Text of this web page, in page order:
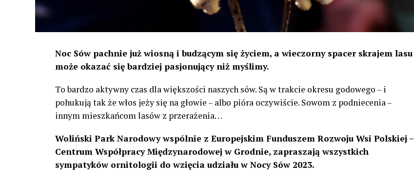
Noc Sów pachnie już wiosną i budzącym się życiem, a wieczorny spacer skrajem lasu
może okazać się bardziej pasjonujący niż myślimy.
To bardzo aktywny czas dla większości naszych sów. Są w trakcie okresu godowego – i
pohukują tak że włos jeży się na głowie – albo pióra oczywiście. Sowom z podniecenia –
innym mieszkańcom lasów z przerażenia…
Woliński Park Narodowy wspólnie z Europejskim Funduszem Rozwoju Wsi Polskiej –
Centrum Współpracy Międzynarodowej w Grodnie, zapraszają wszystkich
sympatyków ornitologii do wzięcia udziału w Nocy Sów 2023.